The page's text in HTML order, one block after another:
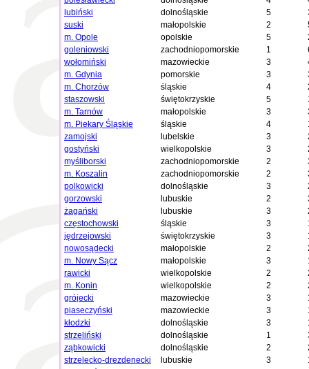
lubiński
dolnośląskie 5
suski
małopolskie 2
m. Opole
opolskie 5
goleniowski
zachodniopomorskie 1
wołomiński
mazowieckie 3
m. Gdynia
pomorskie 3
m. Chorzów
śląskie 4
staszowski
świętokrzyskie 5
m. Tarnów
małopolskie 3
m. Piekary Śląskie
śląskie 4
zamojski
lubelskie 3
gostyński
wielkopolskie 3
myśliborski
zachodniopomorskie 2
m. Koszalin
zachodniopomorskie 2
polkowicki
dolnośląskie 3
gorzowski
lubuskie 2
żagański
lubuskie 3
częstochowski
śląskie 3
jędrzejowski
świętokrzyskie 3
nowosądecki
małopolskie 2
m. Nowy Sącz
małopolskie 3
rawicki
wielkopolskie 2
m. Konin
wielkopolskie 2
grójecki
mazowieckie 3
piaseczyński
mazowieckie 3
kłodzki
dolnośląskie 3
strzeliński
dolnośląskie 1
ząbkowicki
dolnośląskie 2
strzelecko-drezdenecki
lubuskie 3